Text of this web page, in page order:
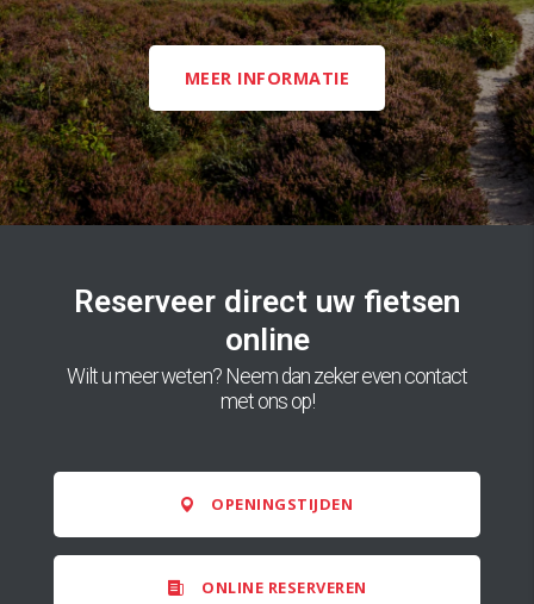
MEER INFORMATIE
Reserveer direct uw fietsen
online
Wilt u meer weten? Neem dan zeker even contact
met ons op!
OPENINGSTIJDEN
ONLINE RESERVEREN